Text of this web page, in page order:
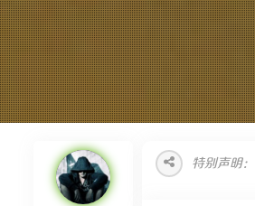
特别声明：